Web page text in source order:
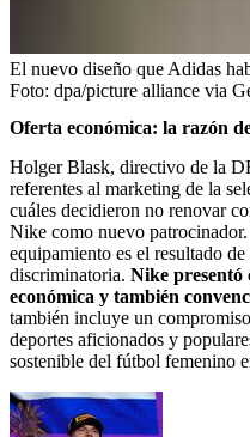
El nuevo diseño que Adidas
Foto: dpa/picture alliance via
Oferta económica: la razón
Holger Blask, directivo de la
referentes al marketing de la
cuáles decidieron no renovar
Nike como nuevo
equipamiento es el resultado
discriminatoria. Nike presentó
económica y también
también incluye un
deportes aficionados y
sostenible del fútbol femenino